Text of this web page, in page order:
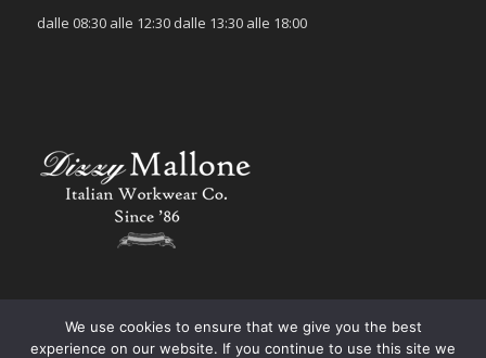
dalle 08:30 alle 12:30 dalle 13:30 alle 18:00
We use cookies to ensure that we give you the best
experience on our website. If you continue to use this site we